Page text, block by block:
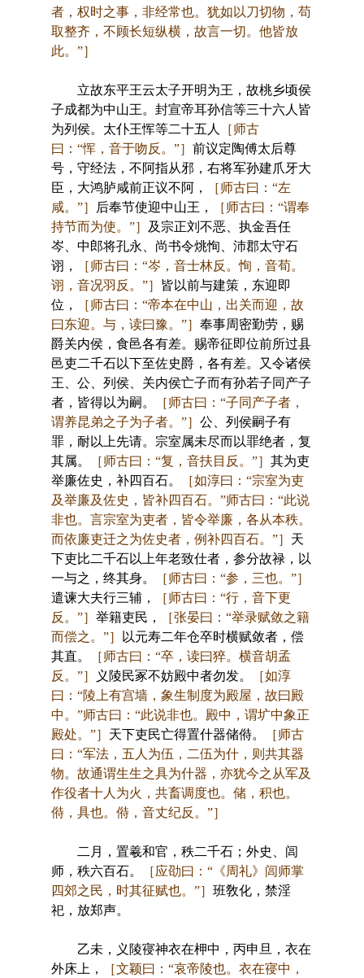
者，权时之事，非经常也。犹如以刀切物，苟
取整齐，不顾长短纵横，故言一切。他皆放
此。”］
立故东平王云太子开明为王，故桃乡顷侯
子成都为中山王。封宣帝耳孙信等三十六人皆
为列侯。太仆王恽等二十五人
［师古
曰：“恽，音于吻反。”］ 前议定陶傅太后尊
号，守经法，不阿指从邪，右将军孙建爪牙大
臣，大鸿胪咸前正议不阿，
［师古曰：“左
咸。”］
后奉节使迎中山王，
［师古曰：“谓奉
持节而为使。”］
及宗正刘不恶、执金吾任
岑、中郎将孔永、尚书令烑恂、沛郡太守石
诩，
［师古曰：“岑，音士林反。恂，音荀。
诩，音况羽反。”］ 皆以前与建策，东迎即
位，
［师古曰：“帝本在中山，出关而迎，故
曰东迎。与，读曰豫。”］ 奉事周密勤劳，赐
爵关内侯，食邑各有差。赐帝征即位前所过县
邑吏二千石以下至佐史爵，各有差。又令诸侯
王、公、列侯、关内侯亡子而有孙若子同产子
者，皆得以为嗣。
［师古曰：“子同产子者，
谓养昆弟之子为子者。”］ 公、列侯嗣子有
罪，耐以上先请。宗室属未尽而以罪绝者，复
其属。
［师古曰：“复，音扶目反。”］ 其为吏
举廉佐史，补四百石。
［如淳曰：“宗室为吏
及举廉及佐史，皆补四百石。”师古曰：“此说
非也。言宗室为吏者，皆令举廉，各从本秩。
而依廉吏迁之为佐史者，例补四百石。”］ 天
下吏比二千石以上年老致仕者，参分故禄，以
一与之，终其身。
［师古曰：“参，三也。”］
遣谏大夫行三辅，
［师古曰：“行，音下更
反。”］ 举籍吏民，
［张晏曰：“举录赋敛之籍
而偿之。”］
以元寿二年仓卒时横赋敛者，偿
其直。
［师古曰：“卒，读曰猝。横音胡孟
反。”］
义陵民冢不妨殿中者勿发。
［如淳
曰：“陵上有宫墙，象生制度为殿屋，故曰殿
中。”师古曰：“此说非也。殿中，谓圹中象正
殿处。”］ 天下吏民亡得置什器储偫。
［师古
曰：“军法，五人为伍，二伍为什，则共其器
物。故通谓生生之具为什器，亦犹今之从军及
作役者十人为火，共畜调度也。储，积也。
偫，具也。偫，音丈纪反。”］
二月，置羲和官，秩二千石；外史、闾
师，秩六百石。
［应劭曰：“《周礼》闾师掌
四郊之民，时其征赋也。”］ 班敎化，禁淫
祀，放郑声。
乙未，义陵寑神衣在柙中，丙申旦，衣在
外床上，
［文颖曰：“哀帝陵也。衣在寑中，